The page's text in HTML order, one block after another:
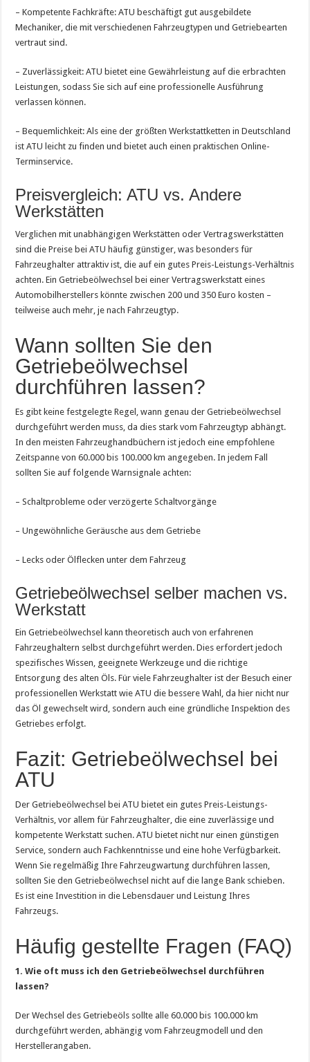
– Kompetente Fachkräfte: ATU beschäftigt gut ausgebildete
Mechaniker, die mit verschiedenen Fahrzeugtypen und Getriebearten
vertraut sind.
– Zuverlässigkeit: ATU bietet eine Gewährleistung auf die erbrachten
Leistungen, sodass Sie sich auf eine professionelle Ausführung
verlassen können.
– Bequemlichkeit: Als eine der größten Werkstattketten in Deutschland
ist ATU leicht zu finden und bietet auch einen praktischen Online-
Terminservice.
Preisvergleich: ATU vs. Andere
Werkstätten
Verglichen mit unabhängigen Werkstätten oder Vertragswerkstätten
sind die Preise bei ATU häufig günstiger, was besonders für
Fahrzeughalter attraktiv ist, die auf ein gutes Preis-Leistungs-Verhältnis
achten. Ein Getriebeölwechsel bei einer Vertragswerkstatt eines
Automobilherstellers könnte zwischen 200 und 350 Euro kosten –
teilweise auch mehr, je nach Fahrzeugtyp.
Wann sollten Sie den
Getriebeölwechsel
durchführen lassen?
Es gibt keine festgelegte Regel, wann genau der Getriebeölwechsel
durchgeführt werden muss, da dies stark vom Fahrzeugtyp abhängt.
In den meisten Fahrzeughandbüchern ist jedoch eine empfohlene
Zeitspanne von 60.000 bis 100.000 km angegeben. In jedem Fall
sollten Sie auf folgende Warnsignale achten:
– Schaltprobleme oder verzögerte Schaltvorgänge
– Ungewöhnliche Geräusche aus dem Getriebe
– Lecks oder Ölflecken unter dem Fahrzeug
Getriebeölwechsel selber machen vs.
Werkstatt
Ein Getriebeölwechsel kann theoretisch auch von erfahrenen
Fahrzeughaltern selbst durchgeführt werden. Dies erfordert jedoch
spezifisches Wissen, geeignete Werkzeuge und die richtige
Entsorgung des alten Öls. Für viele Fahrzeughalter ist der Besuch einer
professionellen Werkstatt wie ATU die bessere Wahl, da hier nicht nur
das Öl gewechselt wird, sondern auch eine gründliche Inspektion des
Getriebes erfolgt.
Fazit: Getriebeölwechsel bei
ATU
Der Getriebeölwechsel bei ATU bietet ein gutes Preis-Leistungs-
Verhältnis, vor allem für Fahrzeughalter, die eine zuverlässige und
kompetente Werkstatt suchen. ATU bietet nicht nur einen günstigen
Service, sondern auch Fachkenntnisse und eine hohe Verfügbarkeit.
Wenn Sie regelmäßig Ihre Fahrzeugwartung durchführen lassen,
sollten Sie den Getriebeölwechsel nicht auf die lange Bank schieben.
Es ist eine Investition in die Lebensdauer und Leistung Ihres
Fahrzeugs.
Häufig gestellte Fragen (FAQ)
1. Wie oft muss ich den Getriebeölwechsel durchführen
lassen?
Der Wechsel des Getriebeöls sollte alle 60.000 bis 100.000 km
durchgeführt werden, abhängig vom Fahrzeugmodell und den
Herstellerangaben.